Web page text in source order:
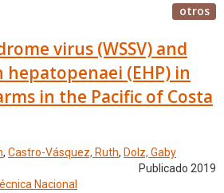
otros
virus (WSSV) and
(EHP) in
in the Pacific of Costa
, Castro-Vásquez, Ruth, Dolz, Gaby
Publicado 2019
Nacional